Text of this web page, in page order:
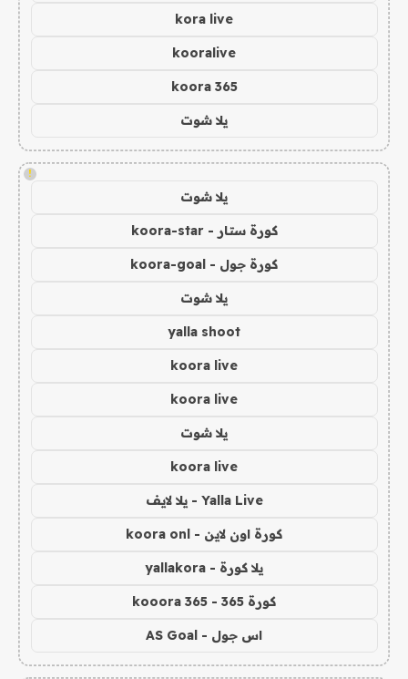
kora live
kooralive
koora 365
يلا شوت
!
يلا شوت
كورة ستار - koora-star
كورة جول - koora-goal
يلا شوت
yalla shoot
koora live
koora live
يلا شوت
koora live
Yalla Live - يلا لايف
كورة اون لاين - koora onl
يلا كورة - yallakora
كورة 365 - kooora 365
اس جول - AS Goal